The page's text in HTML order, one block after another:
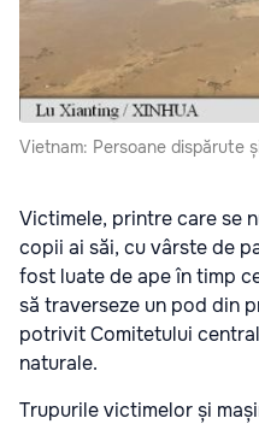
Vietnam: Persoane dispărute
Victimele, printre care se
copii ai săi, cu vârste de
fost luate de ape în timp
să traverseze un pod din
potrivit Comitetului
naturale.
Trupurile victimelor și